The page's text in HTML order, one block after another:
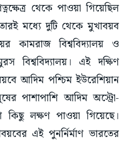
থেকে পাওয়া গিয়েছিল
মধ্যে দুটি থেকে মুখাবয়ব
কামরাজ বিশ্ববিদ্যালয় ও
বিশ্ববিদ্যালয়। এই দক্ষিণ
আদিম পশ্চিম ইউরেশিয়ান
পাশাপাশি আদিম অস্ট্রো-
কিছু লক্ষণ পাওয়া গিয়েছে।
এই পুনর্নির্মাণ ভারতের